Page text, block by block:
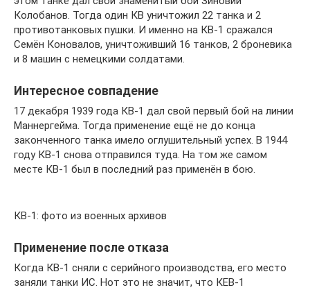
Колобанов. Тогда один КВ уничтожил 22 танка и 2
противотанковых пушки. И именно на КВ-1 сражался
Семён Коновалов, уничтоживший 16 танков, 2 броневика
и 8 машин с немецкими солдатами.
Интересное совпадение
17 декабря 1939 года КВ-1 дал свой первый бой на линии
Маннергейма. Тогда применение ещё не до конца
законченного танка имело оглушительный успех. В 1944
году КВ-1 снова отправился туда. На том же самом
месте КВ-1 был в последний раз применён в бою.
КВ-1: фото из военных архивов
Применение после отказа
Когда КВ-1 сняли с серийного производства, его место
заняли танки ИС. Нот это не значит, что КЕВ-1